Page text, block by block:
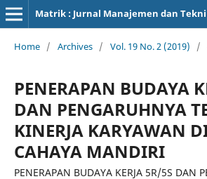
Matrik : Jurnal Manajemen dan
Home / Archives / Vol. 19 No. 2 (2019) /
PENERAPAN BUDAYA
DAN PENGARUHNYA
KINERJA KARYAWAN
CAHAYA MANDIRI
PENERAPAN BUDAYA KERJA 5R/5S DAN